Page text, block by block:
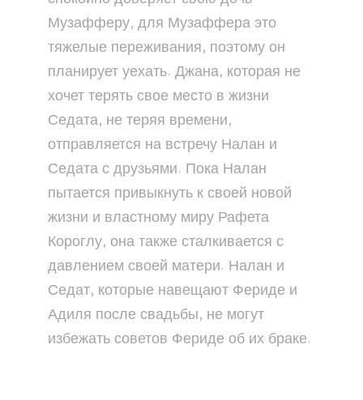
Музафферу, для Музаффера это
тяжелые переживания, поэтому он
планирует уехать. Джана, которая не
хочет терять свое место в жизни
Седата, не теряя времени,
отправляется на встречу Налан и
Седата с друзьями. Пока Налан
пытается привыкнуть к своей новой
жизни и властному миру Рафета
Короглу, она также сталкивается с
давлением своей матери. Налан и
Седат, которые навещают Фериде и
Адиля после свадьбы, не могут
избежать советов Фериде об их браке.